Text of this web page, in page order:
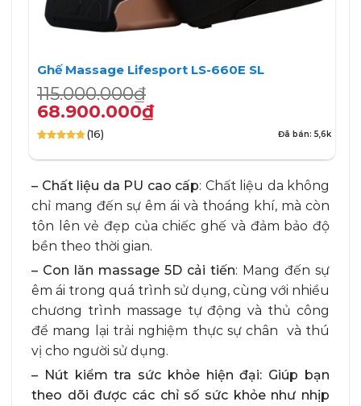
Ghế Massage Lifesport LS-660E SL
115.000.000₫
Giá
gốc
là:
115.000.000₫.
68.900.000₫
Giá
hiện
tại
là:
68.900.000₫.
dựa trên
(16) Đã bán: 5,6k
– Chất liệu da PU cao cấp: Chất liệu da không
chỉ mang đến sự êm ái và thoáng khí, mà còn
tôn lên vẻ đẹp của chiếc ghế và đảm bảo độ
bền theo thời gian.
– Con lăn massage 5D cải tiến: Mang đến sự
êm ái trong quá trình sử dụng, cùng với nhiều
chương trình massage tự động và thủ công
để mang lại trải nghiệm thực sự chân và thú
vị cho người sử dụng.
– Nút kiểm tra sức khỏe hiện đại: Giúp bạn
theo dõi được các chỉ số sức khỏe như nhịp